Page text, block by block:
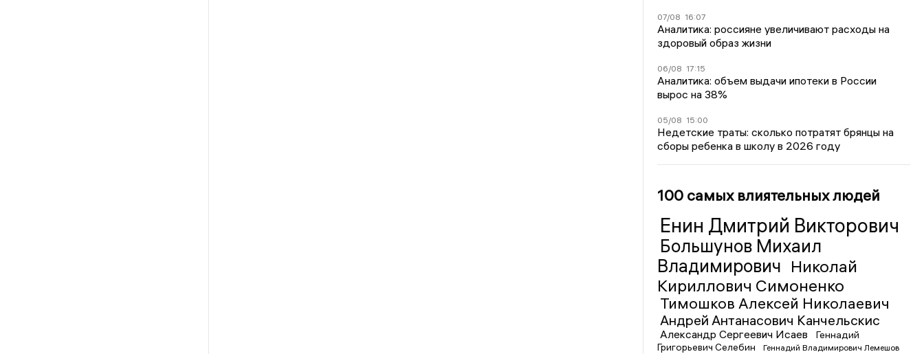
07/08 16:07
Аналитика: россияне увеличивают расходы на
здоровый образ жизни
06/08 17:15
Аналитика: объем выдачи ипотеки в России
вырос на 38%
05/08 15:00
Недетские траты: сколько потратят брянцы на
сборы ребенка в школу в 2026 году
100 самых влиятельных людей
Енин Дмитрий Викторович
Большунов Михаил
Владимирович Николай
Кириллович Симоненко
Тимошков Алексей Николаевич
Андрей Антанасович Канчельскис
Александр Сергеевич Исаев
Геннадий
Григорьевич Селебин
Геннадий Владимирович Лемешов